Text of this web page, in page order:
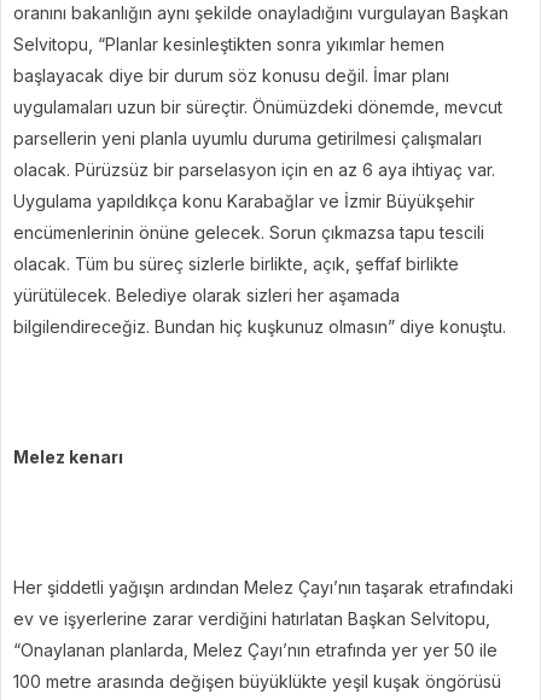
oranını bakanlığın aynı şekilde onayladığını vurgulayan Başkan
Selvitopu, “Planlar kesinleştikten sonra yıkımlar hemen
başlayacak diye bir durum söz konusu değil. İmar planı
uygulamaları uzun bir süreçtir. Önümüzdeki dönemde, mevcut
parsellerin yeni planla uyumlu duruma getirilmesi çalışmaları
olacak. Pürüzsüz bir parselasyon için en az 6 aya ihtiyaç var.
Uygulama yapıldıkça konu Karabağlar ve İzmir Büyükşehir
encümenlerinin önüne gelecek. Sorun çıkmazsa tapu tescili
olacak. Tüm bu süreç sizlerle birlikte, açık, şeffaf birlikte
yürütülecek. Belediye olarak sizleri her aşamada
bilgilendireceğiz. Bundan hiç kuşkunuz olmasın” diye konuştu.
Melez kenarı
Her şiddetli yağışın ardından Melez Çayı’nın taşarak etrafındaki
ev ve işyerlerine zarar verdiğini hatırlatan Başkan Selvitopu,
“Onaylanan planlarda, Melez Çayı’nın etrafında yer yer 50 ile
100 metre arasında değişen büyüklükte yeşil kuşak öngörüsü